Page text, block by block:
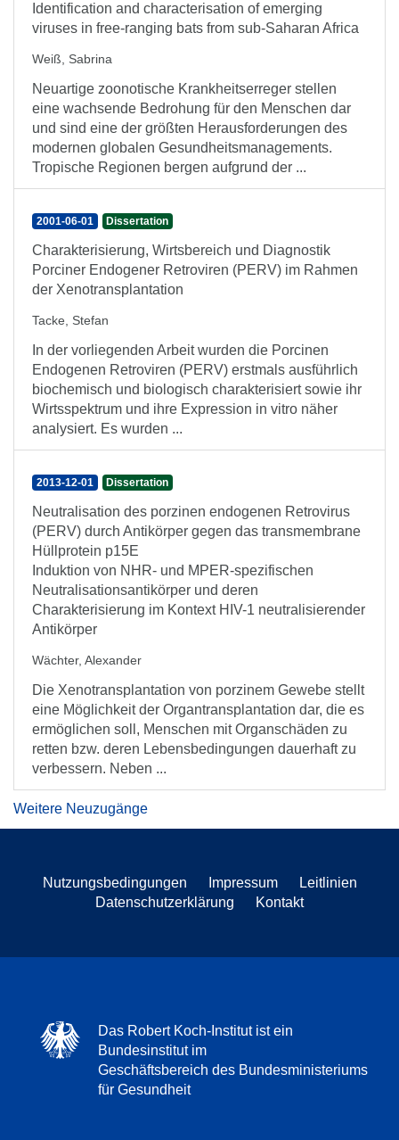
Identification and characterisation of emerging
viruses in free-ranging bats from sub-Saharan Africa
Weiß, Sabrina
Neuartige zoonotische Krankheitserreger stellen
eine wachsende Bedrohung für den Menschen dar
und sind eine der größten Herausforderungen des
modernen globalen Gesundheitsmanagements.
Tropische Regionen bergen aufgrund der ...
2001-06-01 Dissertation
Charakterisierung, Wirtsbereich und Diagnostik
Porciner Endogener Retroviren (PERV) im Rahmen
der Xenotransplantation
Tacke, Stefan
In der vorliegenden Arbeit wurden die Porcinen
Endogenen Retroviren (PERV) erstmals ausführlich
biochemisch und biologisch charakterisiert sowie ihr
Wirtsspektrum und ihre Expression in vitro näher
analysiert. Es wurden ...
2013-12-01 Dissertation
Neutralisation des porzinen endogenen Retrovirus
(PERV) durch Antikörper gegen das transmembrane
Hüllprotein p15E
Induktion von NHR- und MPER-spezifischen
Neutralisationsantikörper und deren
Charakterisierung im Kontext HIV-1 neutralisierender
Antikörper
Wächter, Alexander
Die Xenotransplantation von porzinem Gewebe stellt
eine Möglichkeit der Organtransplantation dar, die es
ermöglichen soll, Menschen mit Organschäden zu
retten bzw. deren Lebensbedingungen dauerhaft zu
verbessern. Neben ...
Weitere Neuzugänge
Nutzungsbedingungen Impressum
Leitlinien
Datenschutzerklärung
Kontakt
Das Robert Koch-Institut ist ein
Bundesinstitut im
Geschäftsbereich des Bundesministeriums
für Gesundheit